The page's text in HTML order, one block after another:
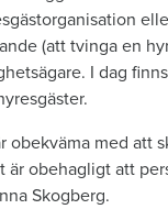
(att tvinga en
I dag
obekväma med att
är obehagligt att
Skogberg.